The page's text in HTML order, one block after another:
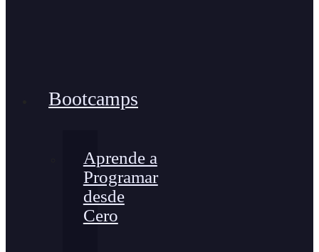
Bootcamps
Aprende a
Programar
desde
Cero